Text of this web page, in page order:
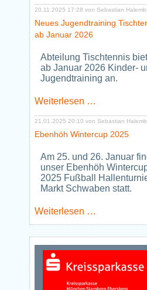
2025
20.11.2025 17:28 von Sebastian
Neues Jugendtraining
ab Januar 2026
Abteilung Tischtennis
ab Januar 2026 Kinder-
Jugendtraining an.
Weiterlesen …
Tischtennis
ab
2026
21.01.2025 20:10 von Sebastian
Ebenhöh Wintercup 2025
Am 25. und 26. Januar
unser Ebenhöh
2025 Fußball
Markt Schwaben statt.
Weiterlesen …